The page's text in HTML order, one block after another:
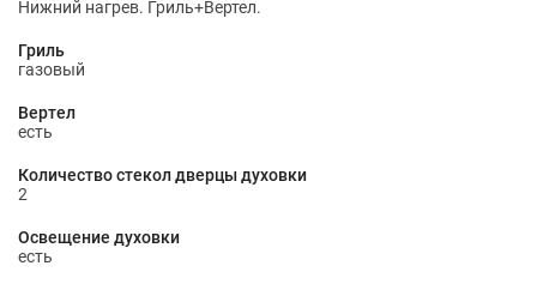
Нижний нагрев. Гриль+Вертел.
Гриль
газовый
Вертел
есть
Количество стекол дверцы духовки
2
Освещение духовки
есть